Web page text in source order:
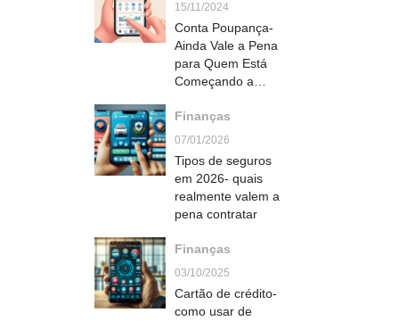
15/11/2024
Conta Poupança-
Ainda Vale a Pena
para Quem Está
Começando a
Finanças
07/01/2026
Tipos de seguros
em 2026- quais
realmente valem a
pena contratar
Finanças
03/10/2025
Cartão de crédito-
como usar de